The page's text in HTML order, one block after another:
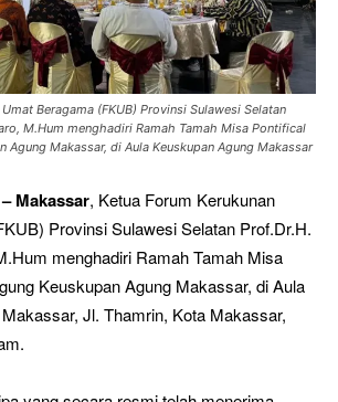
Beragama (FKUB) Provinsi Sulawesi Selatan
M.Hum menghadiri Ramah Tamah Misa Pontifical
Agung Makassar, di Aula Keuskupan Agung Makassar
Makassar, Ketua Forum Kerukunan
Provinsi Sulawesi Selatan Prof.Dr.H.
menghadiri Ramah Tamah Misa
Keuskupan Agung Makassar, di Aula
Jl. Thamrin, Kota Makassar,